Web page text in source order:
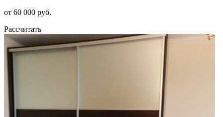
от 60 000 руб.
Рассчитать